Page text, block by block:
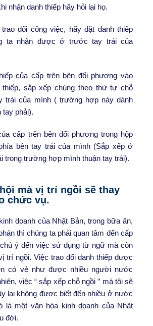
nhận danh thiếp hãy hỏi lại họ.
trao đổi công việc, hãy đặt danh thiếp
ta nhận được ở trước tay trái của
của cấp trên bên đối phương vào
thiếp, sắp xếp chúng theo thứ tự chỗ
trái của mình ( trường hợp này dành
tay phải).
cấp trên bên đối phương trong hộp
bên tay trái của mình (Sắp xếp ở
trong trường hợp mình thuận tay trái).
mà vị trí ngồi sẽ thay
chức vụ.
doanh của Nhật Bản, trong bữa ăn,
thì chúng ta phải quan tâm đến cấp
ý đến việc sử dụng từ ngữ mà còn
trí ngồi. Việc trao đổi danh thiếp được
có vẻ như được nhiều người nước
việc “ sắp xếp chỗ ngồi ” mà tôi sẽ
lại không được biết đến nhiều ở nước
là một văn hóa kinh doanh của Nhật
đời.